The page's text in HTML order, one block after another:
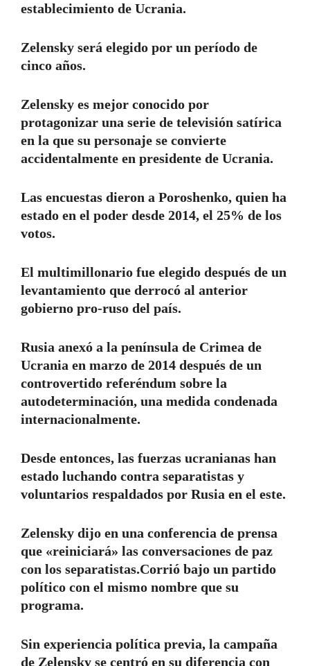
establecimiento de Ucrania.
Zelensky será elegido por un período de
cinco años.
Zelensky es mejor conocido por
protagonizar una serie de televisión satírica
en la que su personaje se convierte
accidentalmente en presidente de Ucrania.
Las encuestas dieron a Poroshenko, quien ha
estado en el poder desde 2014, el 25% de los
votos.
El multimillonario fue elegido después de un
levantamiento que derrocó al anterior
gobierno pro-ruso del país.
Rusia anexó a la península de Crimea de
Ucrania en marzo de 2014 después de un
controvertido referéndum sobre la
autodeterminación, una medida condenada
internacionalmente.
Desde entonces, las fuerzas ucranianas han
estado luchando contra separatistas y
voluntarios respaldados por Rusia en el este.
Zelensky dijo en una conferencia de prensa
que «reiniciará» las conversaciones de paz
con los separatistas.Corrió bajo un partido
político con el mismo nombre que su
programa.
Sin experiencia política previa, la campaña
de Zelensky se centró en su diferencia con